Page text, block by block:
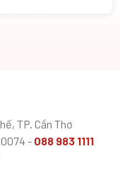
TP. Cần Thơ
- 088 983 1111